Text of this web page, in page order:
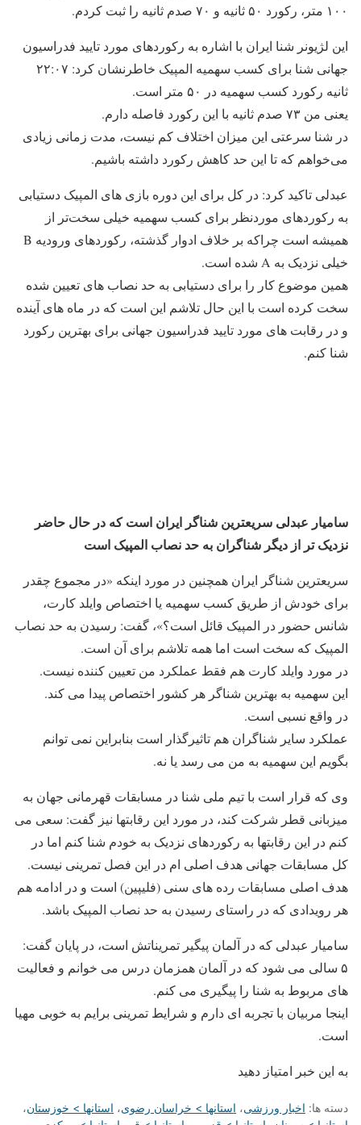
۱۰۰ متر، رکورد ۵۰ ثانیه و ۷۰ صدم ثانیه را ثبت کردم.
این لژیونر شنا ایران با اشاره به رکوردهای مورد تایید فدراسیون
جهانی شنا برای کسب سهمیه المپیک خاطرنشان کرد: ۲۲:۰۷
ثانیه رکورد کسب سهمیه در ۵۰ متر است.
یعنی من ۷۳ صدم ثانیه با این رکورد فاصله دارم.
در شنا سرعتی این میزان اختلاف کم نیست، مدت زمانی زیادی
می‌خواهم که تا این حد کاهش رکورد داشته باشیم.
عبدلی تاکید کرد: در کل برای این دوره بازی های المپیک دستیابی
به رکوردهای موردنظر برای کسب سهمیه خیلی سخت‌تر از
همیشه است چراکه بر خلاف ادوار گذشته، رکوردهای ورودیه B
خیلی نزدیک به A شده است.
همین موضوع کار را برای دستیابی به حد نصاب های تعیین شده
سخت کرده است با این حال تلاشم این است که در ماه های آینده
و در رقابت های مورد تایید فدراسیون جهانی برای بهترین رکورد
شنا کنم.
سامیار عبدلی سریعترین شناگر ایران است که در حال حاضر
نزدیک تر از دیگر شناگران به حد نصاب المپیک است
سریعترین شناگر ایران همچنین در مورد اینکه «در مجموع چقدر
برای خودش از طریق کسب سهمیه یا اختصاص وایلد کارت،
شانس حضور در المپیک قائل است؟»، گفت: رسیدن به حد نصاب
المپیک که سخت است اما همه تلاشم برای آن است.
در مورد وایلد کارت هم فقط عملکرد من تعیین کننده نیست.
این سهمیه به بهترین شناگر هر کشور اختصاص پیدا می کند.
در واقع نسبی است.
عملکرد سایر شناگران هم تاثیرگذار است بنابراین نمی توانم
بگویم این سهمیه به من می رسد یا نه.
وی که قرار است با تیم ملی شنا در مسابقات قهرمانی جهان به
میزبانی قطر شرکت کند، در مورد این رقابتها نیز گفت: سعی می
کنم در این رقابتها به رکوردهای نزدیک به خودم شنا کنم اما در
کل مسابقات جهانی هدف اصلی ام در این فصل تمرینی نیست.
هدف اصلی مسابقات رده های سنی (فلیپین) است و در ادامه هم
هر رویدادی که در راستای رسیدن به حد نصاب المپیک باشد.
سامیار عبدلی که در آلمان پیگیر تمریناتش است، در پایان گفت:
۵ سالی می شود که در آلمان همزمان درس می خوانم و فعالیت
های مربوط به شنا را پیگیری می کنم.
اینجا مربیان با تجربه ای دارم و شرایط تمرینی برایم به خوبی مهیا
است.
به این خبر امتیاز دهید
دسته ها: اخبار ورزشی، استانها > خراسان رضوی، استانها > خوزستان،